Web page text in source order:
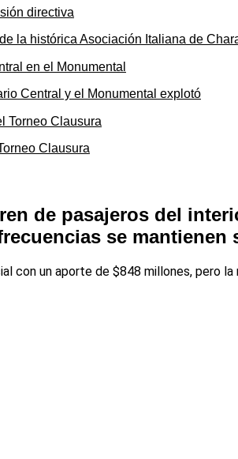
la histórica Asociación Italiana de
Central y el Monumental explotó
Clausura
de pasajeros del
se mantienen
con un aporte de $848 millones, pero